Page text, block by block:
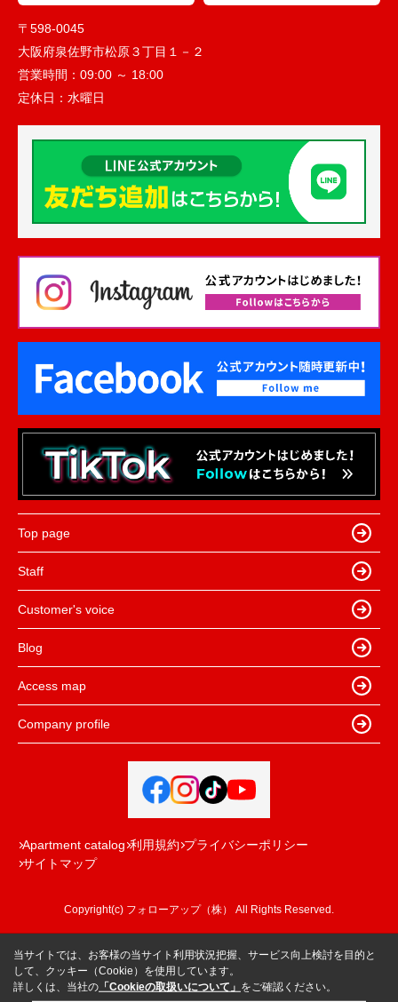
〒598-0045
大阪府泉佐野市松原３丁目１－２
営業時間： 09:00 ～ 18:00
定休日： 水曜日
Top page
Staff
Customer's voice
Blog
Access map
Company profile
Apartment catalog 利用規約 プライバシーポリシー
サイトマップ
Copyright(c) フォローアップ（株） All Rights Reserved.
当サイトでは、お客様の当サイト利用状況把握、サービス向上検討を目的と
して、クッキー（Cookie）を使用しています。
詳しくは、当社の 「Cookieの取扱いについて」 をご確認ください。